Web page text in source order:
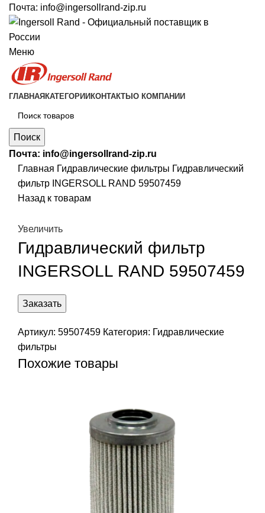
Почта: info@ingersollrand-zip.ru
Меню
ГЛАВНАЯ КАТЕГОРИИ КОНТАКТЫ О КОМПАНИИ
Поиск
Почта: info@ingersollrand-zip.ru
Главная Гидравлические фильтры Гидравлический
фильтр INGERSOLL RAND 59507459
Назад к товарам
Увеличить
Гидравлический фильтр
INGERSOLL RAND 59507459
Заказать
Артикул: 59507459 Категория: Гидравлические
фильтры
Похожие товары